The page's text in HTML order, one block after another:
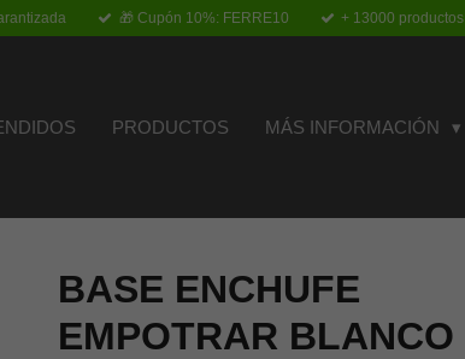
🎁 Cupón 10%: FERRE10 + 13000 productos
PRODUCTOS MÁS INFORMACIÓN
BASE ENCHUFE
EMPOTRAR BLANCO